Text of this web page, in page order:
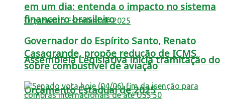
Assembleia Legislativa inicia tramitação do
Orçamento Estadual de 2025
em um dia: entenda o impacto no sistema
financeiro brasileiro
Governador do Espírito Santo, Renato
Casagrande, propõe redução de ICMS
sobre combustível de aviação